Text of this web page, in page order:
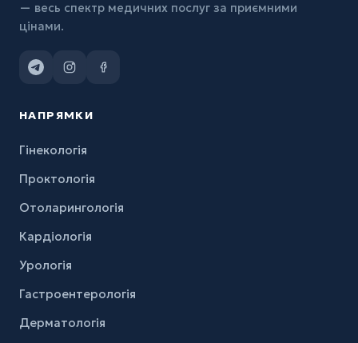
— весь спектр медичних послуг за приємними
цінами.
НАПРЯМКИ
Гінекологія
Проктологія
Отоларингологія
Кардіологія
Урологія
Гастроентерологія
Дерматологія